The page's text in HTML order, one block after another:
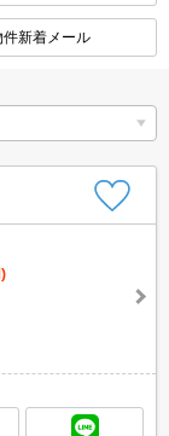
件新着メール